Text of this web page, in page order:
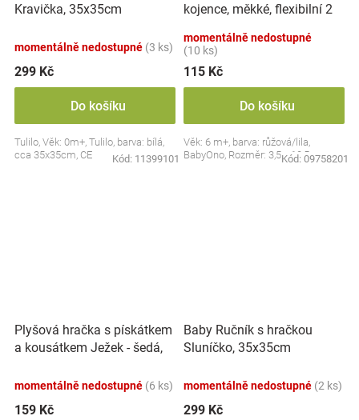
Kravička, 35x35cm
momentálně nedostupné (3 ks)
299 Kč
Do košíku
Tulilo, Věk: 0m+, Tulilo, barva: bílá,
cca 35x35cm, CE
Kód: 11399101
kojence, měkké, flexibilní 2
momentálně nedostupné
(10 ks)
115 Kč
Do košíku
Věk: 6 m+, barva: růžová/lila,
BabyOno, Rozměr: 3,5 x 10,5 cm
Kód: 09758201
Plyšová hračka s pískátkem
a kousátkem Ježek - šedá,
momentálně nedostupné (6 ks)
159 Kč
Baby Ručník s hračkou
Sluníčko, 35x35cm
momentálně nedostupné (2 ks)
299 Kč